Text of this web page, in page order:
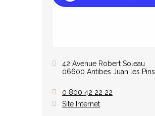
42 Avenue Robert Soleau
06600 Antibes Juan les Pins
0 800 42 22 22
Site Internet